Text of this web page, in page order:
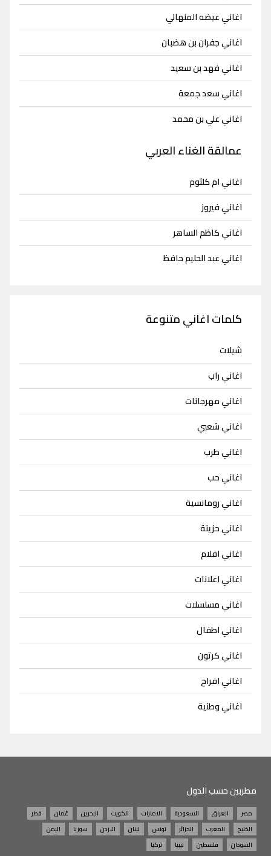
اغاني عيضه المنهالي
اغاني جفران بن هضبان
اغاني فهد بن سعيد
اغاني سعد جمعة
اغاني علي بن محمد
عمالقة الغناء العربي
اغاني ام كلثوم
اغاني فيروز
اغاني كاظم الساهر
اغاني عبد الحليم حافظ
كلمات اغاني متنوعة
شيلات
اغاني راب
اغاني مهرجانات
اغاني شعبي
اغاني طرب
اغاني حب
اغاني رومانسية
اغاني حزينة
اغاني افلام
اغاني اعلانات
اغاني مسلسلات
اغاني اطفال
اغاني كرتون
اغاني افراح
اغاني وطنية
مطربين حسب الدول
مصر العراق السعودية الامارات الكويت البحرين عُمان
قطر
الخليج
المغرب الجزائر تونس لبنان الاردن سوريا
اليمن
السودان
فلسطين ليبيا تركيا